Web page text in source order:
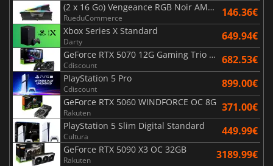
(2 x 16 Go) Vengeance RGB Noir AMD Expo 6000 MHz - CAS 30
RueduCommerce 146.36€
Xbox Series X Standard
Darty 649.94€
GeForce RTX 5070 12G Gaming Trio OC Black
Cdiscount 682.53€
PlayStation 5 Pro
Cdiscount 899.00€
GeForce RTX 5060 WINDFORCE OC 8G
Rakuten 371.00€
PlayStation 5 Slim Digital Standard
Cultura 449.99€
GeForce RTX 5090 X3 OC 32GB
Rakuten 3189.99€